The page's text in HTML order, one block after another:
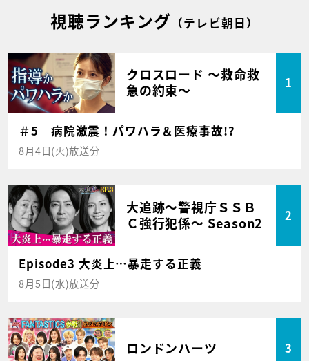
視聴ランキング （テレビ朝日）
クロスロード ～救命救
急の約束～
1
＃5 病院激震！パワハラ＆医療事故!?
8月4日(火)放送分
大追跡～警視庁ＳＳＢ
Ｃ強行犯係～ Season2
2
Episode3 大炎上…暴走する正義
8月5日(水)放送分
ロンドンハーツ 3